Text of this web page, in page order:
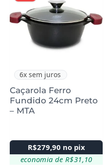
6x sem juros
Caçarola Ferro
Fundido 24cm Preto
– MTA
R$279,90 no pix
economia deR$31,10